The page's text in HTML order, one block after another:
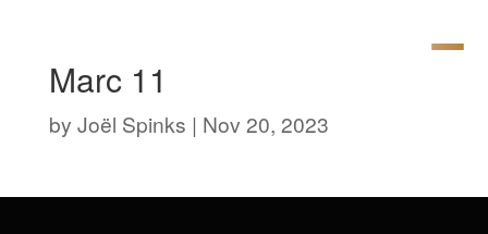
Marc 11
by Joël Spinks | Nov 20, 2023